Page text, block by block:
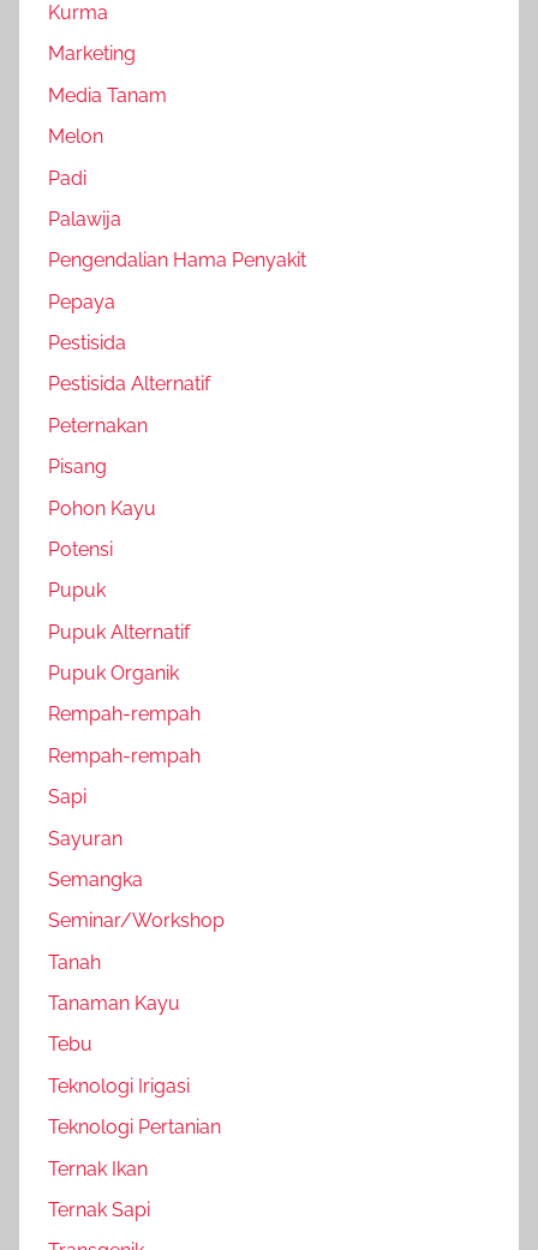
Kurma
Marketing
Media Tanam
Melon
Padi
Palawija
Pengendalian Hama Penyakit
Pepaya
Pestisida
Pestisida Alternatif
Peternakan
Pisang
Pohon Kayu
Potensi
Pupuk
Pupuk Alternatif
Pupuk Organik
Rempah-rempah
Rempah-rempah
Sapi
Sayuran
Semangka
Seminar/Workshop
Tanah
Tanaman Kayu
Tebu
Teknologi Irigasi
Teknologi Pertanian
Ternak Ikan
Ternak Sapi